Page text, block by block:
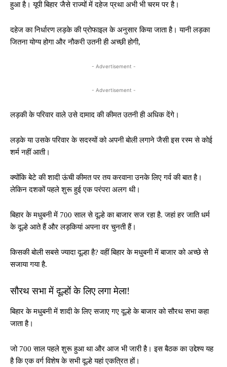
हुआ है। यूपी बिहार जैसे राज्यों में दहेज प्रथा अभी भी चरम पर है।
दहेज का निर्धारण लड़के की प्रोफाइल के अनुसार किया जाता है। यानी लड़का
जितना योग्य होगा और नौकरी उतनी ही अच्छी होगी,
- Advertisement -
- Advertisement -
लड़की के परिवार वाले उसे दामाद की कीमत उतनी ही अधिक देंगे।
लड़के या उसके परिवार के सदस्यों को अपनी बोली लगाने जैसी इस रस्म से कोई
शर्म नहीं आती।
क्योंकि बेटे की शादी ऊंची कीमत पर तय करवाना उनके लिए गर्व की बात है।
लेकिन दशकों पहले शुरू हुई एक परंपरा अलग थी।
बिहार के मधुबनी में 700 साल से दूल्हे का बाजार सज रहा है. जहां हर जाति धर्म
के दूल्हे आते हैं और लड़कियां अपना वर चुनती हैं।
किसकी बोली सबसे ज्यादा दूल्हा है? वहीं बिहार के मधुबनी में बाजार को अच्छे से
सजाया गया है.
सौरथ सभा में दूल्हों के लिए लगा मेला!
बिहार के मधुबनी में शादी के लिए सजाए गए दूल्हे के बाजार को सौरथ सभा कहा
जाता है।
जो 700 साल पहले शुरू हुआ था और आज भी जारी है। इस बैठक का उद्देश्य यह
है कि एक वर्ग विशेष के सभी दूल्हे यहां एकत्रित हों।